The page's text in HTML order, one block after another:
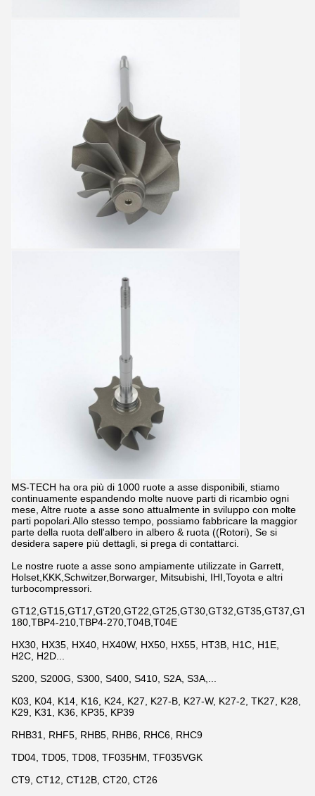
MS-TECH ha ora più di 1000 ruote a asse disponibili, stiamo
continuamente espandendo molte nuove parti di ricambio ogni
mese, Altre ruote a asse sono attualmente in sviluppo con molte
parti popolari.Allo stesso tempo, possiamo fabbricare la maggior
parte della ruota dell'albero in albero & ruota ((Rotori), Se si
desidera sapere più dettagli, si prega di contattarci.
Le nostre ruote a asse sono ampiamente utilizzate in Garrett,
Holset,KKK,Schwitzer,Borwarger, Mitsubishi, IHI,Toyota e altri
turbocompressori.
180,TBP4-210,TBP4-270,T04B,T04E
HX30, HX35, HX40, HX40W, HX50, HX55, HT3B, H1C, H1E,
H2C, H2D...
S200, S200G, S300, S400, S410, S2A, S3A,...
K03, K04, K14, K16, K24, K27, K27-B, K27-W, K27-2, TK27, K28,
K29, K31, K36, KP35, KP39
RHB31, RHF5, RHB5, RHB6, RHC6, RHC9
TD04, TD05, TD08, TF035HM, TF035VGK
CT9, CT12, CT12B, CT20, CT26